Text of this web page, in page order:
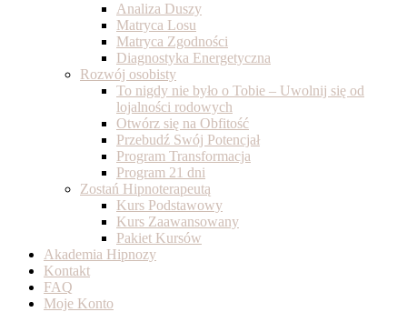
Analiza Duszy
Matryca Losu
Matryca Zgodności
Diagnostyka Energetyczna
Rozwój osobisty
To nigdy nie było o Tobie – Uwolnij się od
lojalności rodowych
Otwórz się na Obfitość
Przebudź Swój Potencjał
Program Transformacja
Program 21 dni
Zostań Hipnoterapeutą
Kurs Podstawowy
Kurs Zaawansowany
Pakiet Kursów
Akademia Hipnozy
Kontakt
FAQ
Moje Konto